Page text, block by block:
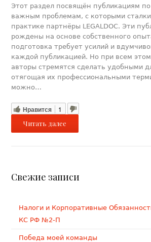
Этот раздел посвящён публикациям
важным проблемам, с которыми
практике партнёры LEGALDOC. Эти
рождены на основе собственного
подготовка требует усилий и
каждой публикацией. Но при всем
авторы стремятся сделать удобными
отягощая их профессиональными
можно…
Нравится
1
Читать далее
Свежие записи
Налоги и Корпоративные
КС РФ №2-П
Победа моей команды